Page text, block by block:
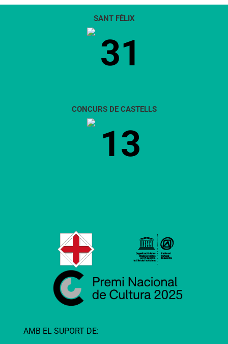
SANT FÈLIX
31
CONCURS DE CASTELLS
13
AMB EL SUPORT DE: